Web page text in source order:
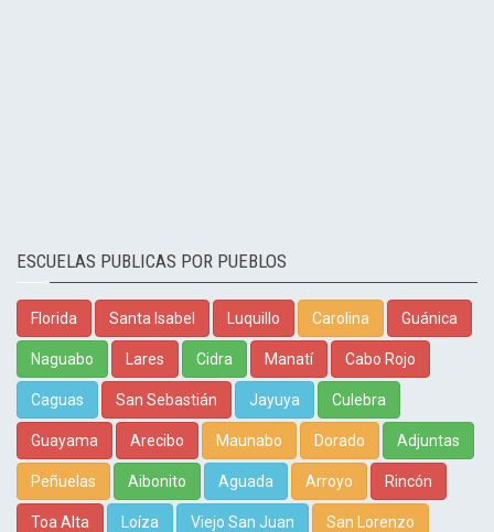
ESCUELAS PUBLICAS POR PUEBLOS
Florida Santa Isabel Luquillo Carolina Guánica
Naguabo Lares Cidra Manatí Cabo Rojo
Caguas San Sebastián Jayuya Culebra
Guayama Arecibo Maunabo Dorado Adjuntas
Peñuelas Aibonito Aguada Arroyo Rincón
Toa Alta Loíza Viejo San Juan San Lorenzo